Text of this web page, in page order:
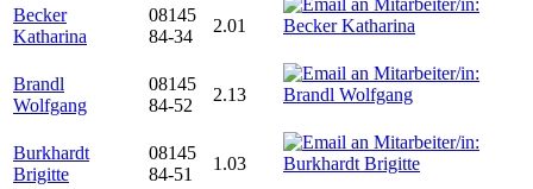
Becker
Katharina
08145
84-34
2.01
Brandl
Wolfgang
08145
84-52
2.13
Burkhardt
Brigitte
08145
84-51
1.03